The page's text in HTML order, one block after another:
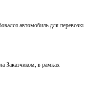
автомобиль для перевозки
Заказчиком, в рамках